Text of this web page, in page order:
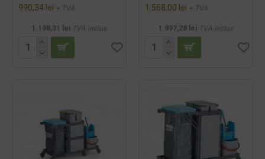
990,34 lei + TVA
1.198,31 lei TVA inclus
1.568,00 lei + TVA
1.897,28 lei TVA inclus